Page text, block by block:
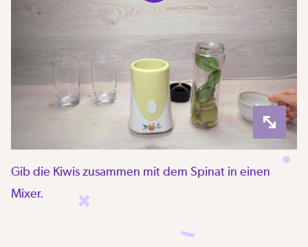
Gib die Kiwis zusammen mit dem Spinat in einen
Mixer.